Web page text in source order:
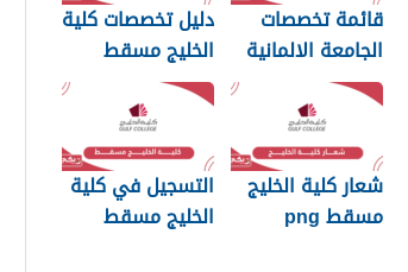
قائمة تخصصات
الجامعة الالمانية
مسقط 2026
دليل تخصصات كلية
الخليج مسقط
شعار كلية الخليج
مسقط png
التسجيل في كلية
الخليج مسقط